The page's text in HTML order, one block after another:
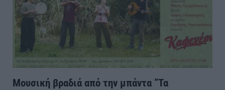
Μουσική βραδιά από την μπάντα ”Τα